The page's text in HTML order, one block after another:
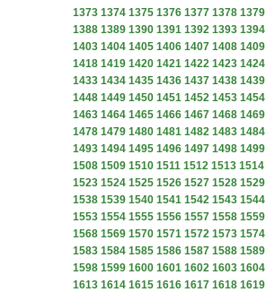
1373 1374 1375 1376 1377 1378 1379
1388 1389 1390 1391 1392 1393 1394
1403 1404 1405 1406 1407 1408 1409
1418 1419 1420 1421 1422 1423 1424
1433 1434 1435 1436 1437 1438 1439
1448 1449 1450 1451 1452 1453 1454
1463 1464 1465 1466 1467 1468 1469
1478 1479 1480 1481 1482 1483 1484
1493 1494 1495 1496 1497 1498 1499
1508 1509 1510 1511 1512 1513 1514
1523 1524 1525 1526 1527 1528 1529
1538 1539 1540 1541 1542 1543 1544
1553 1554 1555 1556 1557 1558 1559
1568 1569 1570 1571 1572 1573 1574
1583 1584 1585 1586 1587 1588 1589
1598 1599 1600 1601 1602 1603 1604
1613 1614 1615 1616 1617 1618 1619